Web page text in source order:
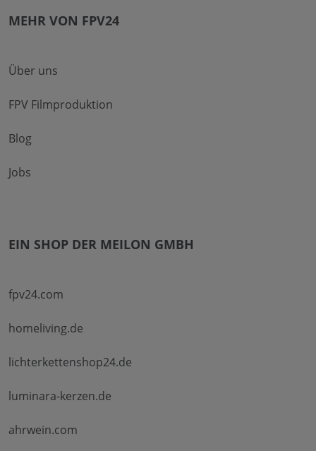
MEHR VON FPV24
Über uns
FPV Filmproduktion
Blog
Jobs
EIN SHOP DER MEILON GMBH
fpv24.com
homeliving.de
lichterkettenshop24.de
luminara-kerzen.de
ahrwein.com